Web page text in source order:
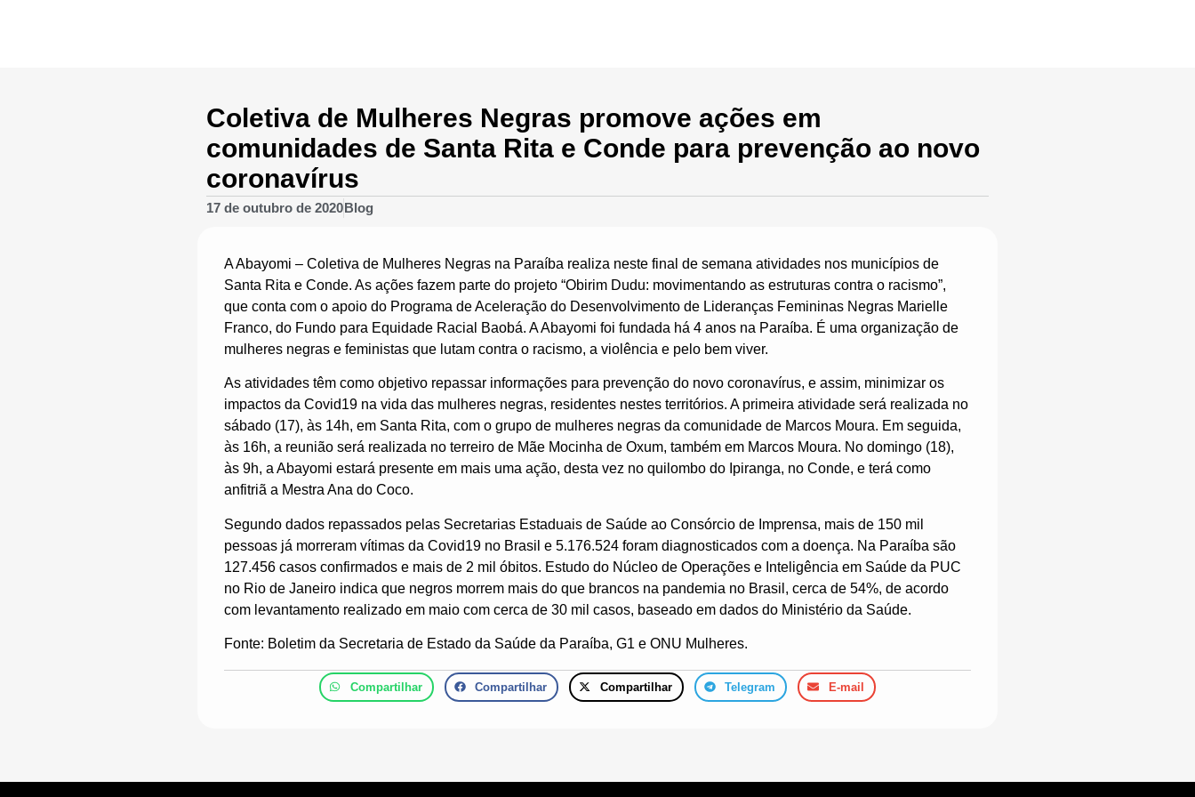
Coletiva de Mulheres Negras promove ações em
comunidades de Santa Rita e Conde para prevenção ao novo
coronavírus
17 de outubro de 2020Blog
A Abayomi – Coletiva de Mulheres Negras na Paraíba realiza neste final de semana atividades nos municípios de
Santa Rita e Conde. As ações fazem parte do projeto “Obirim Dudu: movimentando as estruturas contra o racismo”,
que conta com o apoio do Programa de Aceleração do Desenvolvimento de Lideranças Femininas Negras Marielle
Franco, do Fundo para Equidade Racial Baobá. A Abayomi foi fundada há 4 anos na Paraíba. É uma organização de
mulheres negras e feministas que lutam contra o racismo, a violência e pelo bem viver.
As atividades têm como objetivo repassar informações para prevenção do novo coronavírus, e assim, minimizar os
impactos da Covid19 na vida das mulheres negras, residentes nestes territórios. A primeira atividade será realizada no
sábado (17), às 14h, em Santa Rita, com o grupo de mulheres negras da comunidade de Marcos Moura. Em seguida,
às 16h, a reunião será realizada no terreiro de Mãe Mocinha de Oxum, também em Marcos Moura. No domingo (18),
às 9h, a Abayomi estará presente em mais uma ação, desta vez no quilombo do Ipiranga, no Conde, e terá como
anfitriã a Mestra Ana do Coco.
Segundo dados repassados pelas Secretarias Estaduais de Saúde ao Consórcio de Imprensa, mais de 150 mil
pessoas já morreram vítimas da Covid19 no Brasil e 5.176.524 foram diagnosticados com a doença. Na Paraíba são
127.456 casos confirmados e mais de 2 mil óbitos. Estudo do Núcleo de Operações e Inteligência em Saúde da PUC
no Rio de Janeiro indica que negros morrem mais do que brancos na pandemia no Brasil, cerca de 54%, de acordo
com levantamento realizado em maio com cerca de 30 mil casos, baseado em dados do Ministério da Saúde.
Fonte: Boletim da Secretaria de Estado da Saúde da Paraíba, G1 e ONU Mulheres.
Compartilhar Compartilhar Compartilhar Telegram E-mail